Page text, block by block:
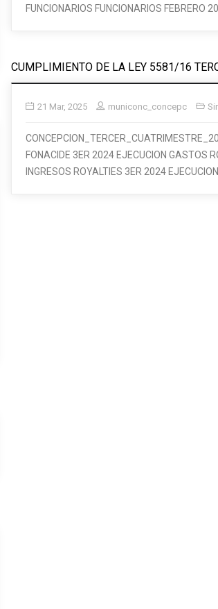
FUNCIONARIOS FUNCIONARIOS FEBRERO
CUMPLIMIENTO DE LA LEY 5581/16
21 Mar, 2025 municonc_concepc
FONACIDE 3ER 2024 EJECUCION GASTOS
INGRESOS ROYALTIES 3ER 2024